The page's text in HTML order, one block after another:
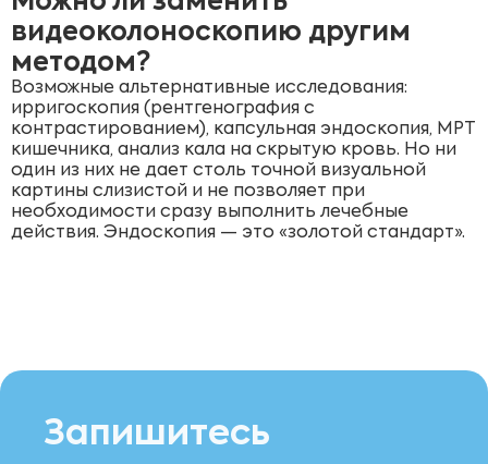
видеоколоноскопию другим
методом?
Возможные альтернативные исследования:
ирригоскопия (рентгенография с
контрастированием), капсульная эндоскопия, МРТ
кишечника, анализ кала на скрытую кровь. Но ни
один из них не дает столь точной визуальной
картины слизистой и не позволяет при
необходимости сразу выполнить лечебные
действия. Эндоскопия — это «золотой стандарт».
Запишитесь